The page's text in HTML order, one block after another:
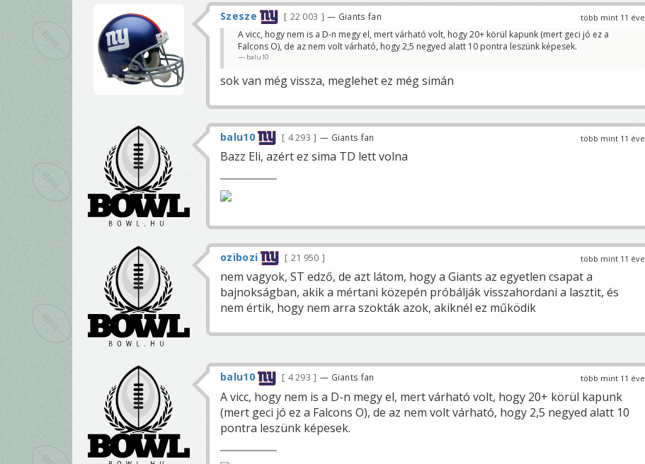
több mint 11 éve
Szesze 22 003 — Giants fan
A vicc, hogy nem is a D-n megy el, mert várható volt, hogy 20+ körül kapunk (mert geci jó ez a
Falcons O), de az nem volt várható, hogy 2,5 negyed alatt 10 pontra leszünk képesek.
balu10
sok van még vissza, meglehet ez még simán
több mint 11 éve
balu10 4 293 — Giants fan
Bazz Eli, azért ez sima TD lett volna
több mint 11 éve
ozibozi 21 950
nem vagyok, ST edző, de azt látom, hogy a Giants az egyetlen csapat a
bajnokságban, akik a mértani közepén próbálják visszahordani a lasztit, és
nem értik, hogy nem arra szokták azok, akiknél ez működik
több mint 11 éve
balu10 4 293 — Giants fan
A vicc, hogy nem is a D-n megy el, mert várható volt, hogy 20+ körül kapunk
(mert geci jó ez a Falcons O), de az nem volt várható, hogy 2,5 negyed alatt 10
pontra leszünk képesek.